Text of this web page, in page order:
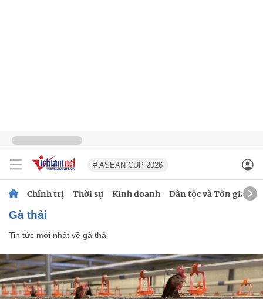
# ASEAN CUP 2026
Chính trị Thời sự Kinh doanh Dân tộc và Tôn giáo
gà thải
Tin tức mới nhất về gà thải